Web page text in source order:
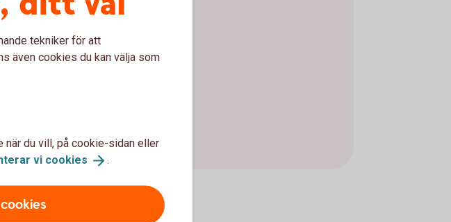
med ditt
tekniker för att
även cookies du kan välja som
när du vill, på cookie-sidan eller
vi cookies .